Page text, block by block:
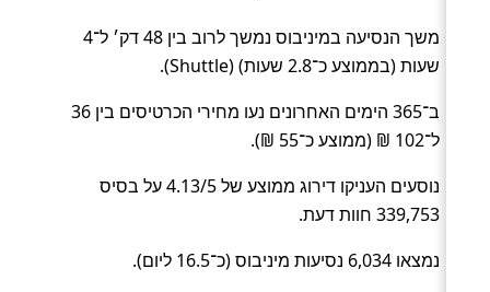
משך הנסיעה במיניבוס נמשך לרוב בין 48 דק׳ ל־4
שעות (בממוצע כ־2.8 שעות) (Shuttle).
ב־365 הימים האחרונים נעו מחירי הכרטיסים בין 36
ל־102 ₪ (ממוצע כ־55 ₪).
נוסעים העניקו דירוג ממוצע של 4.13/5 על בסיס
339,753 חוות דעת.
נמצאו 6,034 נסיעות מיניבוס (כ־16.5 ליום).